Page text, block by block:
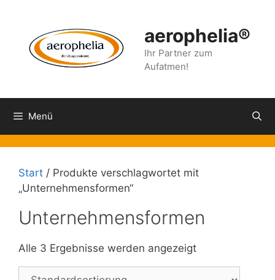
springen
aerophelia®
Ihr Partner zum
Aufatmen!
Menü
Start / Produkte verschlagwortet mit
„Unternehmensformen“
Unternehmensformen
Alle 3 Ergebnisse werden angezeigt